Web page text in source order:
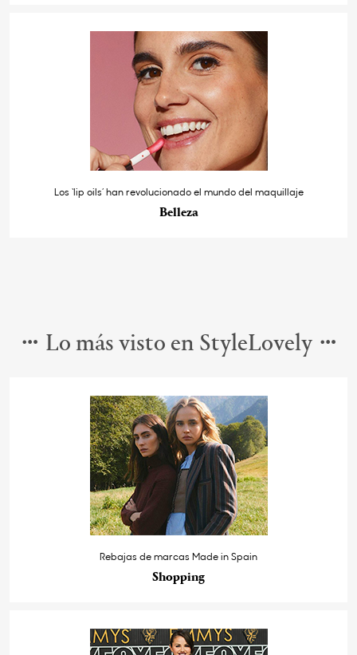
Los ‘lip oils’ han revolucionado el mundo del maquillaje
Belleza
Lo más visto en StyleLovely
Rebajas de marcas Made in Spain
Shopping